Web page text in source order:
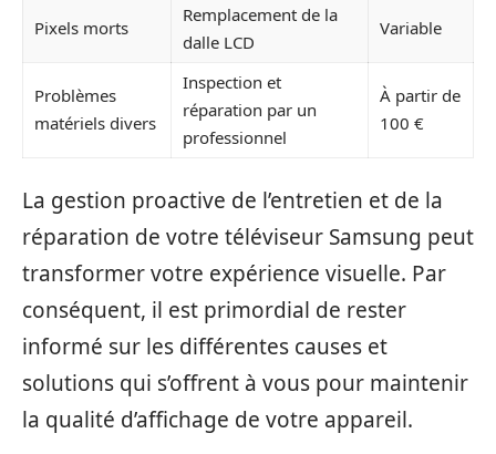
Pixels morts
Remplacement de la
dalle LCD
Variable
Problèmes
matériels divers
Inspection et
réparation par un
professionnel
À partir de
100 €
La gestion proactive de l’entretien et de la
réparation de votre téléviseur Samsung peut
transformer votre expérience visuelle. Par
conséquent, il est primordial de rester
informé sur les différentes causes et
solutions qui s’offrent à vous pour maintenir
la qualité d’affichage de votre appareil.